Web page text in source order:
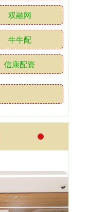
双融网
牛牛配
信康配资